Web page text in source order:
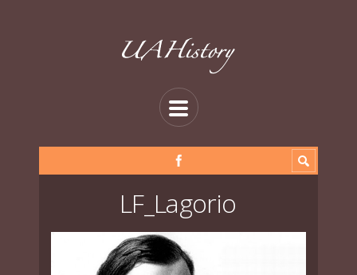
LF_Lagorio